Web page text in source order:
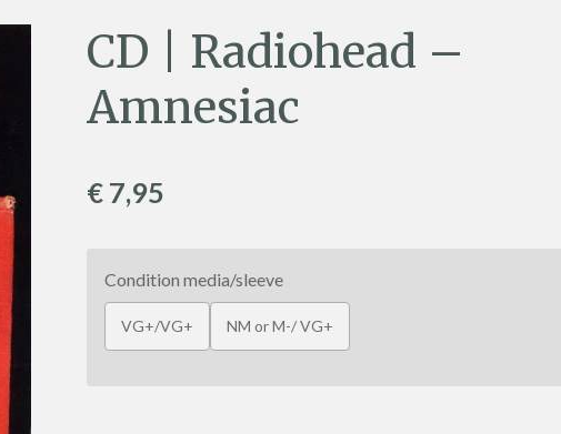
CD | Radiohead –
Amnesiac
€ 7,95
Condition media/sleeve
VG+/VG+ NM or M-/ VG+